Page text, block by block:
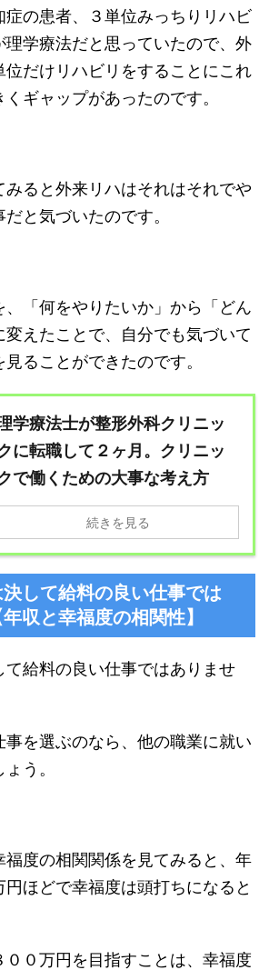
症の患者、３単位みっちりリハビ
理学療法だと思っていたので、外
位だけリハビリをすることにこれ
ギャップがあったのです。
みると外来リハはそれはそれでや
と気づいたのです。
「何をやりたいか」から「どん
変えたことで、自分でも気づいて
ることができたのです。
学療法士が整形外科クリニッ
に転職して２ヶ月。クリニッ
で働くための大事な考え方
続きを見る
して給料の良い仕事では
収と幸福度の相関性】
て給料の良い仕事ではありませ
事を選ぶのなら、他の職業に就い
う。
福度の相関関係を見てみると、年
ほどで幸福度は頭打ちになると
０万円を目指すことは、幸福度